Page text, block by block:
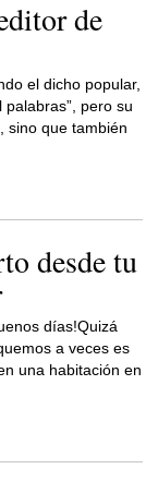
de
el dicho popular,
pero su
sino que también
desde tu
días!Quizá
a veces es
una habitación en